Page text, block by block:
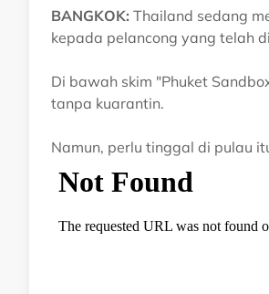
BANGKOK: Thailand sedang
kepada pelancong yang telah
Di bawah skim "Phuket
tanpa kuarantin.
Namun, perlu tinggal di pulau